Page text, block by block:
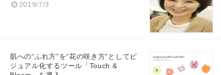
2019/7/3
肌への“ふれ方”を“花の咲き方”としてビ
ジュアル化するツール「Touch &